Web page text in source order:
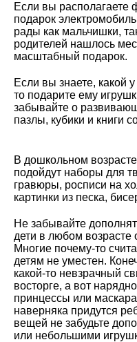
Если вы располагаете
подарок
рады как мальчишки,
родителей нашлось
масштабный подарок.
Если вы знаете, какой
то подарите ему
забывайте о
пазлы, кубики и книги
В дошкольном
подойдут наборы для
гравюры, росписи на
картинки из песка,
Не забывайте
дети в любом возрасте
Многие почему-то
детям не уместен.
какой-то невзрачный
восторге, а вот
принцессы или
наверняка придутся
вещей не забудьте
или небольшими